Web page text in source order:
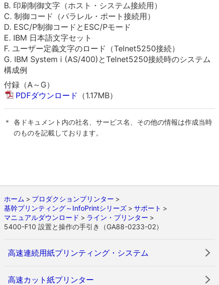
B. 印刷制御文字（ホスト・システム接続用）
C. 制御コード（パラレル・ポート接続用）
D. ESC/P制御コードとESC/Pモード
E. IBM 日本語文字セット
F. ユーザー定義文字のロード（Telnet5250接続）
G. IBM System i (AS/400)とTelnet5250接続時のシステム
構成例
付録（A～G）
PDFダウンロード （1.17MB）
＊ 各ドキュメント内の社名、サービス名、その他の情報は作成当時
のものを記載しております。
ホーム
プロダクションプリンター
基幹プリンティング～InfoPrintシリーズ
サポート
マニュアルダウンロード
ライン・プリンター
5400-F10 設置と操作の手引き（GA88-0233-02）
高速連続用紙プリンティング・システム
高速カット紙プリンター